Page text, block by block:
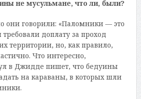
не мусульмане, что ли, были?
они говорили: «Паломники — это
доплату за проход
территории, но, как правило,
Что интересно,
в Джидде пишет, что бедуины
на караваны, в которых шли